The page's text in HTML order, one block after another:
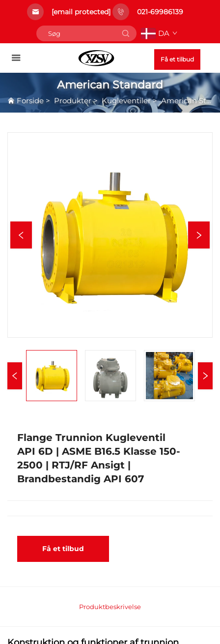
[email protected] 021-69986139
DA
Få et tilbud
American Standard
Forside > Produkter>Kugleventiler>American Standard
Flange Trunnion Kugleventil
API 6D | ASME B16.5 Klasse 150-
2500 | RTJ/RF Ansigt |
Brandbestandig API 607
Få et tilbud
Produktbeskrivelse